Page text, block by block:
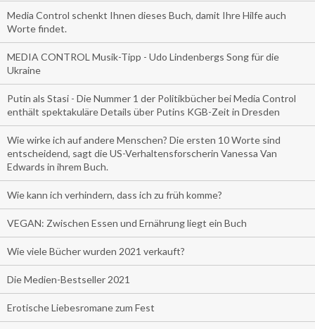
Media Control schenkt Ihnen dieses Buch, damit Ihre Hilfe auch
Worte findet.
MEDIA CONTROL Musik-Tipp - Udo Lindenbergs Song für die
Ukraine
Putin als Stasi - Die Nummer 1 der Politikbücher bei Media Control
enthält spektakuläre Details über Putins KGB-Zeit in Dresden
Wie wirke ich auf andere Menschen? Die ersten 10 Worte sind
entscheidend, sagt die US-Verhaltensforscherin Vanessa Van
Edwards in ihrem Buch.
Wie kann ich verhindern, dass ich zu früh komme?
VEGAN: Zwischen Essen und Ernährung liegt ein Buch
Wie viele Bücher wurden 2021 verkauft?
Die Medien-Bestseller 2021
Erotische Liebesromane zum Fest